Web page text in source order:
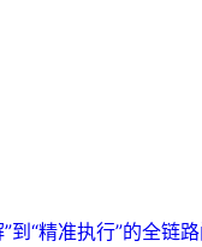
“精准执行”的全链